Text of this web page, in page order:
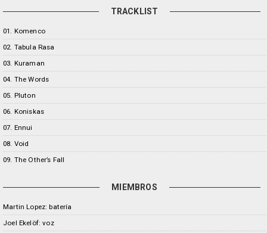
TRACKLIST
01. Komenco
02. Tabula Rasa
03. Kuraman
04. The Words
05. Pluton
06. Koniskas
07. Ennui
08. Void
09. The Other’s Fall
MIEMBROS
Martin Lopez: batería
Joel Ekelöf: voz